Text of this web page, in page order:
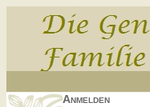
Anmelden